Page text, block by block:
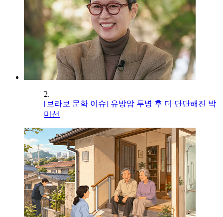
2.
[브라보 문화 이슈] 유방암 투병 후 더 단단해진 박
미선